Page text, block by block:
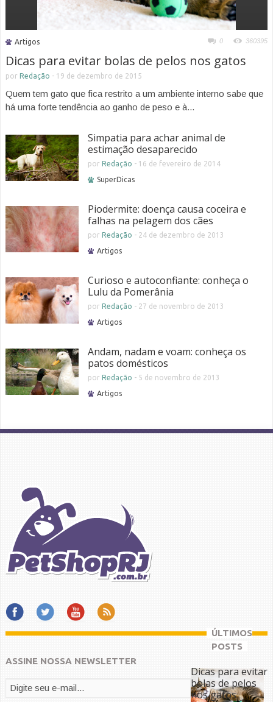
Artigos 0 360395
Dicas para evitar bolas de pelos nos gatos
por Redação - 19 de dezembro de 2015
Quem tem gato que fica restrito a um ambiente interno sabe que
há uma forte tendência ao ganho de peso e à...
Simpatia para achar animal de
estimação desaparecido
por Redação - 16 de fevereiro de 2014
SuperDicas
Piodermite: doença causa coceira e
falhas na pelagem dos cães
por Redação - 24 de dezembro de 2013
Artigos
Curioso e autoconfiante: conheça o
Lulu da Pomerânia
por Redação - 27 de novembro de 2013
Artigos
Andam, nadam e voam: conheça os
patos domésticos
por Redação - 5 de novembro de 2013
Artigos
ASSINE NOSSA NEWSLETTER
ÚLTIMOS
POSTS
Dicas para evitar
bolas de pelos
nos gatos